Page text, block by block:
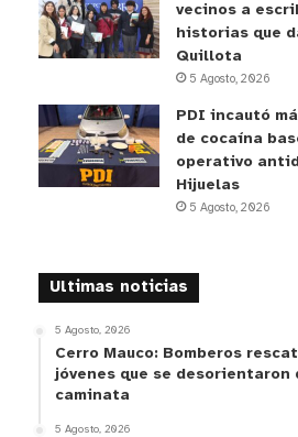
vecinos a
historias que
Quillota
5 Agosto, 2026
PDI incautó
de cocaína
operativo
Hijuelas
5 Agosto, 2026
Ultimas noticias
5 Agosto, 2026
Cerro Mauco: Bomberos
jóvenes que se desorientaron
caminata
5 Agosto, 2026